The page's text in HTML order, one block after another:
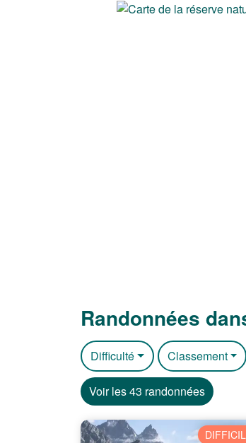
Randonnées
Difficulté Classement
Voir les 43 randonnées